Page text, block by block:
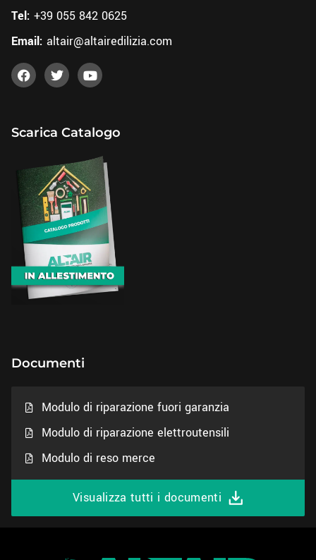
Tel: +39 055 842 0625
Email: altair@altairedilizia.com
Scarica Catalogo
Documenti
Modulo di riparazione fuori garanzia
Modulo di riparazione elettroutensili
Modulo di reso merce
Visualizza tutti i documenti